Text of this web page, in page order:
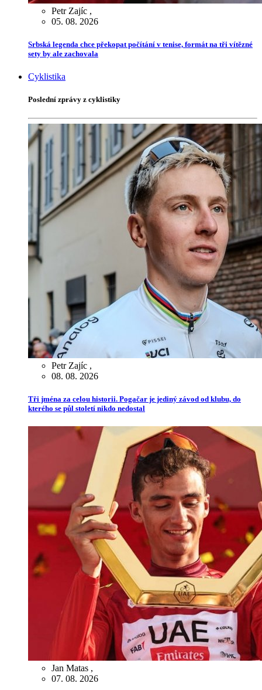
Petr Zajíc ,
05. 08. 2026
Srbská legenda chce překopat počítání v tenise, formát na tři vítězné
sety by ale zachovala
Cyklistika
Poslední zprávy z cyklistiky
Petr Zajíc ,
08. 08. 2026
Tři jména za celou historii. Pogačar je jediný závod od klubu, do
kterého se půl století nikdo nedostal
Jan Matas ,
07. 08. 2026